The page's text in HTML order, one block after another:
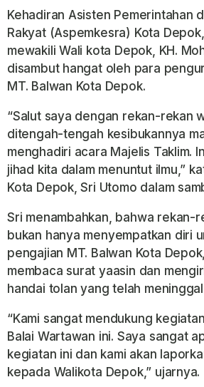
Kehadiran Asisten Pemerintahan
Rakyat (Aspemkesra) Kota
mewakili Wali kota Depok, KH.
disambut hangat oleh para
MT. Balwan Kota Depok.
“Salut saya dengan rekan-rekan
ditengah-tengah kesibukannya
menghadiri acara Majelis Taklim.
jihad kita dalam menuntut ilmu,”
Kota Depok, Sri Utomo dalam
Sri menambahkan, bahwa rekan-
bukan hanya menyempatkan diri
pengajian MT. Balwan Kota
membaca surat yaasin dan
handai tolan yang telah
“Kami sangat mendukung
Balai Wartawan ini. Saya sangat
kegiatan ini dan kami akan
kepada Walikota Depok,” ujarnya.